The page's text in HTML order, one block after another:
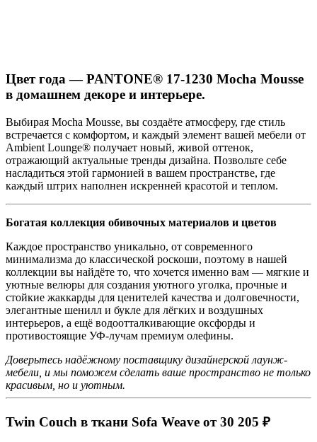
Цвет года — PANTONE® 17-1230 Mocha Mousse
в домашнем декоре и интерьере.
Выбирая Mocha Mousse, вы создаёте атмосферу, где стиль
встречается с комфортом, и каждый элемент вашей мебели от
Ambient Lounge® получает новый, живой оттенок,
отражающий актуальные тренды дизайна. Позвольте себе
насладиться этой гармонией в вашем пространстве, где
каждый штрих наполнен искренней красотой и теплом.
Богатая коллекция обивочных материалов и цветов
Каждое пространство уникально, от современного
минимализма до классической роскоши, поэтому в нашей
коллекции вы найдёте то, что хочется именно вам — мягкие и
уютные велюры для создания уютного уголка, прочные и
стойкие жаккарды для ценителей качества и долговечности,
элегантные шенилл и букле для лёгких и воздушных
интерьеров, а ещё водоотталкивающие оксфорды и
противостоящие УФ-лучам премиум олефины.
Доверьтесь надёжному поставщику дизайнерской лаунж-
мебели, и мы поможем сделать ваше пространство не только
красивым, но и уютным.
Twin Couch в ткани Sofa Weave от 30 205 ₽